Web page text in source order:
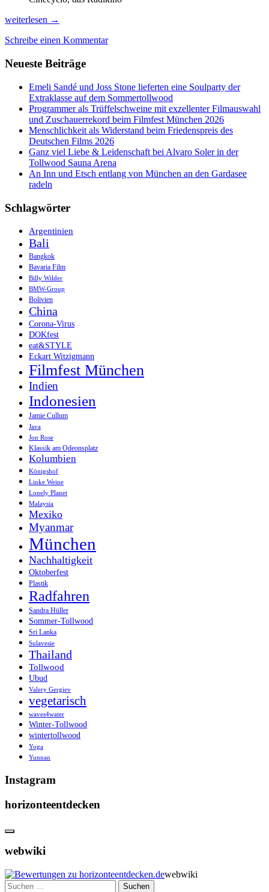
Radl-
Gourmet-
&
Guinguettes
Mitsingen
weiterlesen →
Schreibe einen Kommentar
Neueste Beiträge
Emeli Sandé und Joss Stone lieferten eine Soulparty der
Extraklasse auf dem Sommertollwood
Programmer als Trüffelschweine mit exzellenter Filmauswahl
und Zuschauerrekord beim Filmfest München 2026
Menschlichkeit als Widerstand beim Friedenspreis des
Deutschen Films 2026
Ganz viel Liebe & Leidenschaft bei Alvaro Soler in der
Tollwood Sauna Arena
An Inn und Etsch entlang von München an den Gardasee
radeln
Schlagwörter
Argentinien
Bali
Bangkok
Bavaria Film
Billy Wilder
BMW-Group
Bolivien
China
Corona-Virus
DOKfest
eat&STYLE
Eckart Witzigmann
Filmfest München
Indien
Indonesien
Jamie Cullum
Java
Jon Rose
Klassik am Odeonsplatz
Kolumbien
Königshof
Linke Weine
Lonely Planet
Malaysia
Mexiko
Myanmar
München
Nachhaltigkeit
Oktoberfest
Plastik
Radfahren
Sandra Hüller
Sommer-Tollwood
Sri Lanka
Sulavesie
Thailand
Tollwood
Ubud
Valery Gergiev
vegetarisch
waves4water
Winter-Tollwood
wintertollwood
Yoga
Yunnan
Instagram
horizonteentdecken
webwiki
webwiki
Suchen